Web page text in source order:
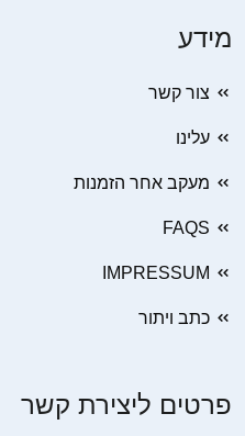
מידע
צור קשר
עלינו
מעקב אחר הזמנות
FAQS
IMPRESSUM
כתב ויתור
פרטים ליצירת קשר